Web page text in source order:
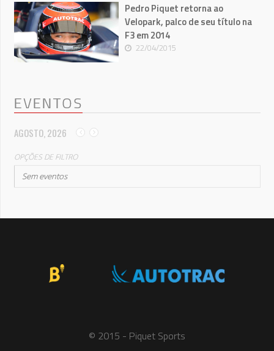
Pedro Piquet retorna ao
Velopark, palco de seu título na
F3 em 2014
22/04/2015
EVENTOS
AGOSTO, 2026
OPÇÕES DE FILTRO
Sem eventos
© 2015 - Piquet Sports